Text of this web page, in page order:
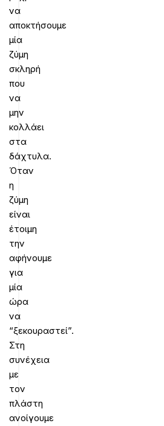
να
αποκτήσουμε
μία
ζύμη
σκληρή
που
να
μην
κολλάει
στα
δάχτυλα.
Όταν
η
ζύμη
είναι
έτοιμη
την
αφήνουμε
για
μία
ώρα
να
“ξεκουραστεί”.
Στη
συνέχεια
με
τον
πλάστη
ανοίγουμε